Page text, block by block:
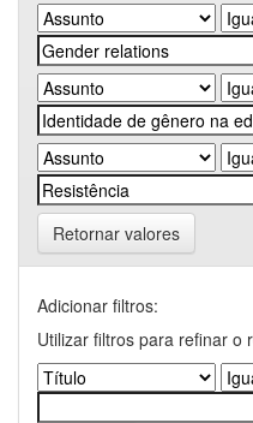
Retornar valores
Adicionar filtros:
Utilizar filtros para refinar o